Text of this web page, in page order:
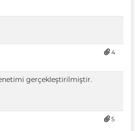
4
gerçekleştirilmiştir.
5